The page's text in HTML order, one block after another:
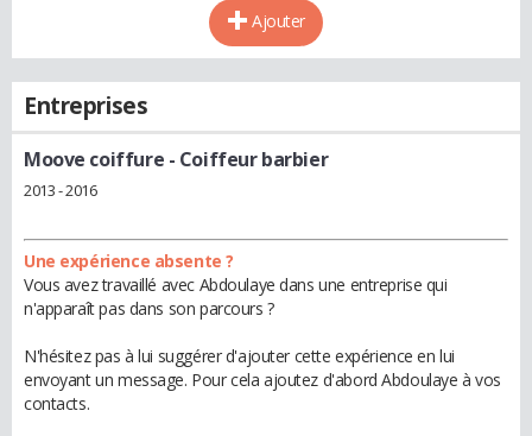
Ajouter
Entreprises
Moove coiffure - Coiffeur barbier
2013 - 2016
Une expérience absente ?
Vous avez travaillé avec Abdoulaye dans une entreprise qui
n'apparaît pas dans son parcours ?
N'hésitez pas à lui suggérer d'ajouter cette expérience en lui
envoyant un message. Pour cela ajoutez d'abord Abdoulaye à vos
contacts.